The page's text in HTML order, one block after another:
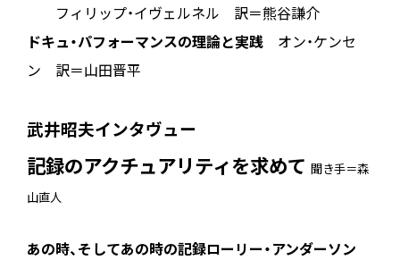
フィリップ・イヴェルネル 訳＝熊谷謙介
ドキュ・パフォーマンスの理論と実践 オン・ケンセ
ン 訳＝山田晋平
武井昭夫インタヴュー
記録のアクチュアリティを求めて 聞き手＝森
山直人
あの時、そしてあの時の記録ローリー・アンダーソン